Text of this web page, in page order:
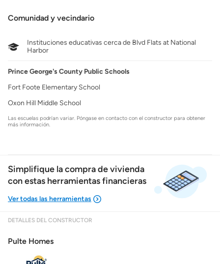
Comunidad y vecindario
Instituciones educativas cerca de Blvd Flats at National
Harbor
Prince George's County Public Schools
Fort Foote Elementary School
Oxon Hill Middle School
Las escuelas podrían variar. Póngase en contacto con el constructor para obtener
más información.
Simplifique la compra de vivienda
con estas herramientas financieras
DETALLES DEL CONSTRUCTOR
Pulte Homes